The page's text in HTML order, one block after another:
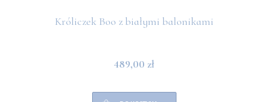
Króliczek Boo z białymi balonikami
489,00 zł